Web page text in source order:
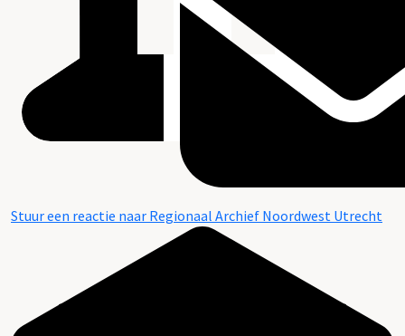
Stuur een reactie naar Regionaal Archief Noordwest Utrecht